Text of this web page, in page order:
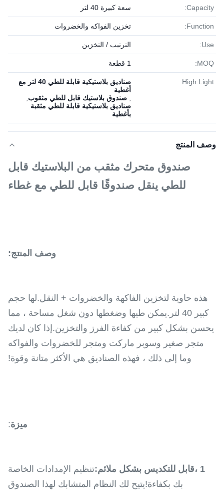
Capacity: سعة كبيرة 40 لتر
Function: تخزين الفواكه والخضروات
Use: الترتيب / التخزين
MOQ: 1 قطعة
High Light:
صناديق بلاستيكية قابلة للطي 40 لتر مع
أغطية
صندوق بلاستيك قابل للطي مثقوب
صناديق بلاستيكية قابلة للطي مثقبة
بأغطية
وصف المنتج
صندوق متحرك مثقب من البلاستيك قابل
للطي ينقل صندوقًا قابل للطي مع غطاء
وصف المنتج:
هذه حاوية لتخزين الفاكهة والخضروات + النقل.لها حجم
كبير 40 لتر.يمكن طيها وضغطها دون شغل مساحة ، مما
يحسن بشكل كبير من كفاءة الفرز والتخزين.إذا كان لديك
متجر صغير وسوبر ماركت ومتجر للخضروات والفواكه
وما إلى ذلك ، فهذه الصناديق هي الأكثر متانة وقوة!
ميزة:
1 ، قابل للتكديس بشكل ملائم:تنظيم الإمدادات الخاصة
بك بكفاءة!يتيح لك النظام المتشابك لهذا الصندوق